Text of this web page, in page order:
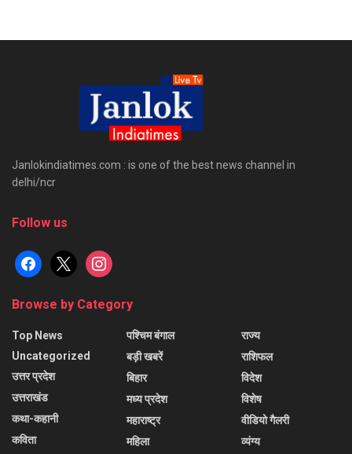
Janlokindiatimes.com : is one of the best news channel in
delhi/ncr
Follow us
facebook
x instagram
Browse by Category
Top News
Uncategorized
उत्तर प्रदेश
उत्तराखंड
कथा-कहानी
कविता
पश्चिम बंगाल
बड़ी खबरें
बिहार
मध्य प्रदेश
महाराष्ट्र
महिला
राज्य
राशिफल
विदेश
विशेष
वीडियो गैलरी
व्यंग्य